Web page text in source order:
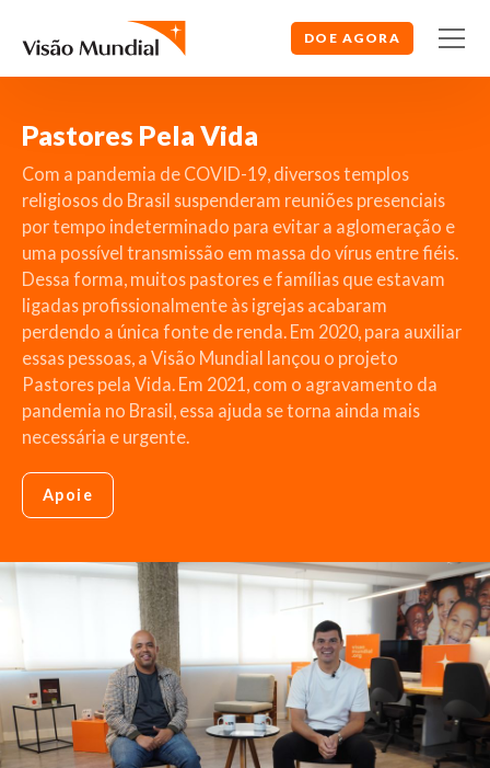
DOE AGORA
Pastores Pela Vida
Com a pandemia de COVID-19, diversos templos
religiosos do Brasil suspenderam reuniões presenciais
por tempo indeterminado para evitar a aglomeração e
uma possível transmissão em massa do vírus entre fiéis.
Dessa forma, muitos pastores e famílias que estavam
ligadas profissionalmente às igrejas acabaram
perdendo a única fonte de renda. Em 2020, para auxiliar
essas pessoas, a Visão Mundial lançou o projeto
Pastores pela Vida. Em 2021, com o agravamento da
pandemia no Brasil, essa ajuda se torna ainda mais
necessária e urgente.
Apoie